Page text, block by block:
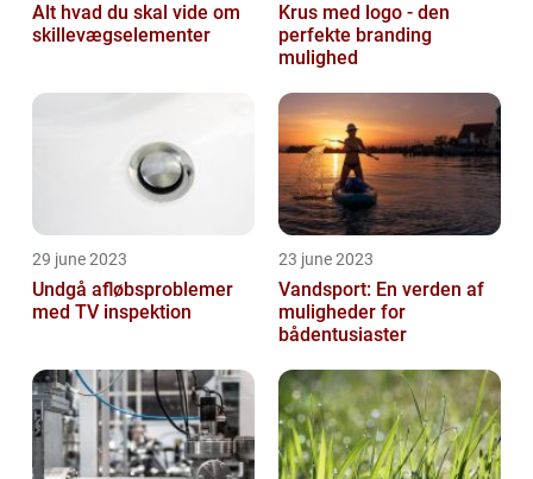
Alt hvad du skal vide om
skillevægselementer
Krus med logo - den
perfekte branding
mulighed
29 june 2023
Undgå afløbsproblemer
med TV inspektion
23 june 2023
Vandsport: En verden af
muligheder for
bådentusiaster